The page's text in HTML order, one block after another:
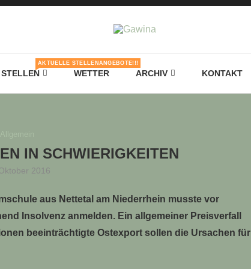
STELLEN
AKTUELLE STELLENANGEBOTE!!!
WETTER ARCHIV KONTAKT
IN SCHWIERIGKEITEN
2016
aus Nettetal am Niederrhein musste vor
Insolvenz anmelden. Ein allgemeiner Preisverfall
beeinträchtigte Ostexport sollen die Ursachen für